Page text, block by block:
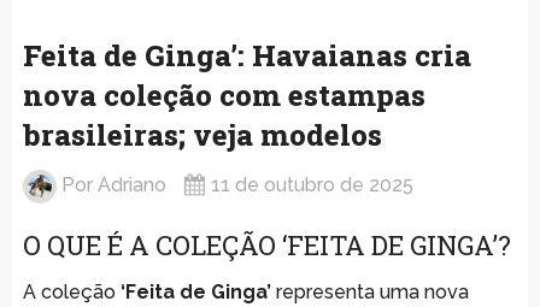
Feita de Ginga’: Havaianas cria
nova coleção com estampas
brasileiras; veja modelos
Por Adriano 11 de outubro de 2025
O QUE É A COLEÇÃO ‘FEITA DE GINGA’?
A coleção ‘Feita de Ginga’representa uma nova